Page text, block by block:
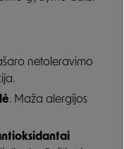
netoleravimo
. Maža alergijos